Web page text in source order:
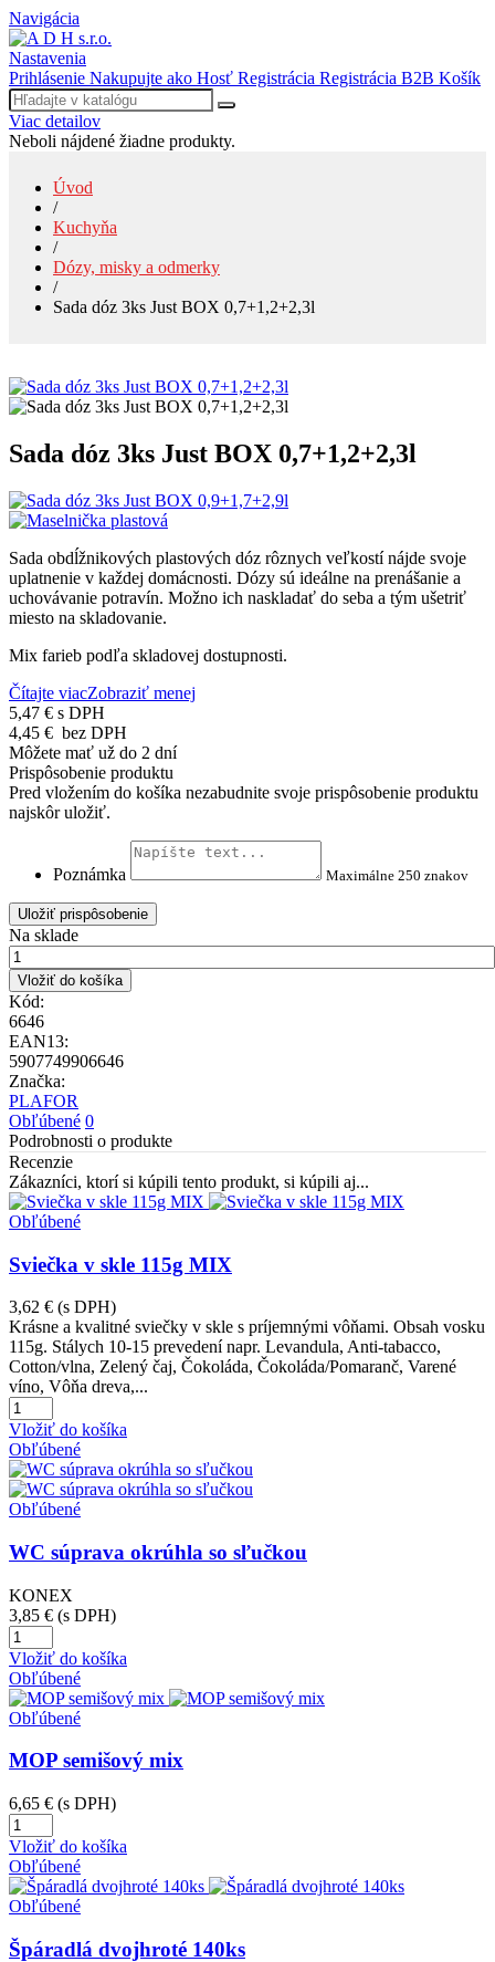
Navigácia
Nastavenia
Prihlásenie Nakupujte ako Hosť Registrácia Registrácia B2B Košík
Viac detailov
Neboli nájdené žiadne produkty.
Úvod
/
Kuchyňa
/
Dózy, misky a odmerky
/
Sada dóz 3ks Just BOX 0,7+1,2+2,3l
Sada dóz 3ks Just BOX 0,7+1,2+2,3l
Sada obdĺžnikových plastových dóz rôznych veľkostí nájde svoje
uplatnenie v každej domácnosti. Dózy sú ideálne na prenášanie a
uchovávanie potravín. Možno ich naskladať do seba a tým ušetriť
miesto na skladovanie.
Mix farieb podľa skladovej dostupnosti.
Čítajte viacZobraziť menej
5,47 € s DPH
4,45 € bez DPH
Môžete mať už do 2 dní
Prispôsobenie produktu
Pred vložením do košíka nezabudnite svoje prispôsobenie produktu
najskôr uložiť.
Poznámka Maximálne 250 znakov
Uložiť prispôsobenie
Na sklade
Vložiť do košíka
Kód:
6646
EAN13:
5907749906646
Značka:
PLAFOR
Obľúbené 0
Podrobnosti o produkte
Recenzie
Zákazníci, ktorí si kúpili tento produkt, si kúpili aj...
Obľúbené
Sviečka v skle 115g MIX
3,62 € (s DPH)
Krásne a kvalitné sviečky v skle s príjemnými vôňami. Obsah vosku
115g. Stálych 10-15 prevedení napr. Levandula, Anti-tabacco,
Cotton/vlna, Zelený čaj, Čokoláda, Čokoláda/Pomaranč, Varené
víno, Vôňa dreva,...
Vložiť do košíka
Obľúbené
Obľúbené
WC súprava okrúhla so sľučkou
KONEX
3,85 € (s DPH)
Vložiť do košíka
Obľúbené
Obľúbené
MOP semišový mix
6,65 € (s DPH)
Vložiť do košíka
Obľúbené
Obľúbené
Špáradlá dvojhroté 140ks